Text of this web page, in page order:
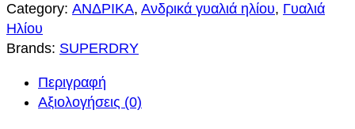
U
P
E
Category: ΑΝΔΡΙΚΑ, Ανδρικά γυαλιά ηλίου, Γυαλιά
Ηλίου
Brands: SUPERDRY
Περιγραφή
Αξιολογήσεις (0)